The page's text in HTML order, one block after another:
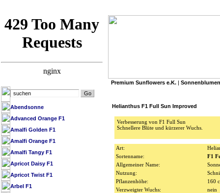
Premium Sunflowers e.K. |
Abendsonne
Advanced Orange F1
Amalfi Golden F1
Amalfi Orange F1
Amalfi Tangy F1
Apricot Daisy F1
Apricot Twist F1
Arbel F1
Helianthus F1 Full Sun Improved
Verbesserung von F1 Full Sun
Schnellere Blüte und kürzerer Wuchs.
Art:
Sortenname:
F1
Allgemeiner Name:
Nutzung:
Pflanzenhöhe:
160
Verzweigter Wuchs:
nein